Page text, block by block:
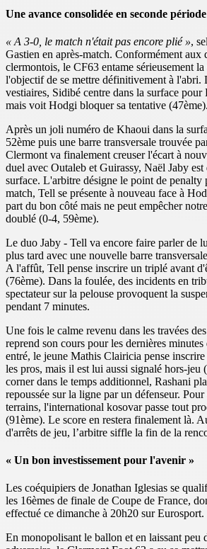
Une avance consolidée en seconde période
« A 3-0, le match n'était pas encore plié »,
Gastien en après-match. Conformément aux
clermontois, le CF63 entame sérieusement
l'objectif de se mettre définitivement à l'abri.
vestiaires, Sidibé centre dans la surface
mais voit Hodgi bloquer sa tentative (47ème).
Après un joli numéro de Khaoui dans la
52ème puis une barre transversale trouvée
Clermont va finalement creuser l'écart à
duel avec Outaleb et Guirassy, Naël Jaby est
surface. L'arbitre désigne le point de penalty
match, Tell se présente à nouveau face à
part du bon côté mais ne peut empêcher
doublé (0-4, 59ème).
Le duo Jaby - Tell va encore faire parler de
plus tard avec une nouvelle barre
A l'affût, Tell pense inscrire un triplé avant
(76ème). Dans la foulée, des incidents en
spectateur sur la pelouse provoquent la
pendant 7 minutes.
Une fois le calme revenu dans les travées
reprend son cours pour les dernières
entré, le jeune Mathis Clairicia pense
les pros, mais il est lui aussi signalé hors-jeu
corner dans le temps additionnel, Rashani
repoussée sur la ligne par un défenseur.
terrains, l'international kosovar passe tout
(91ème). Le score en restera finalement là.
d'arrêts de jeu, l’arbitre siffle la fin de la
« Un bon investissement pour l'avenir »
Les coéquipiers de Jonathan Iglesias se
les 16èmes de finale de Coupe de France,
effectué ce dimanche à 20h20 sur Eurosport.
En monopolisant le ballon et en laissant peu